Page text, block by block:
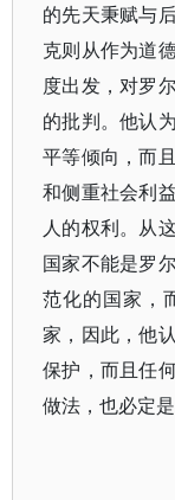
的先天秉赋与
克则从作为道
度出发，对罗
的批判。他认
平等倾向，而
和侧重社会利
人的权利。从
国家不能是罗
范化的国家，
家，因此，他
保护，而且任
做法，也必定